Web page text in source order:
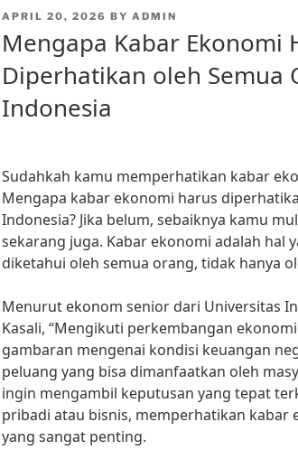
POSTED
APRIL 20, 2026 BY ADMIN
Mengapa Kabar Ekonomi
Diperhatikan oleh Semua
Indonesia
Sudahkah kamu memperhatikan kabar
Mengapa kabar ekonomi harus
Indonesia? Jika belum, sebaiknya kamu
sekarang juga. Kabar ekonomi adalah hal
diketahui oleh semua orang, tidak hanya
Menurut ekonom senior dari Universitas
Kasali, “Mengikuti perkembangan
gambaran mengenai kondisi keuangan
peluang yang bisa dimanfaatkan oleh
ingin mengambil keputusan yang tepat
pribadi atau bisnis, memperhatikan kabar
yang sangat penting.